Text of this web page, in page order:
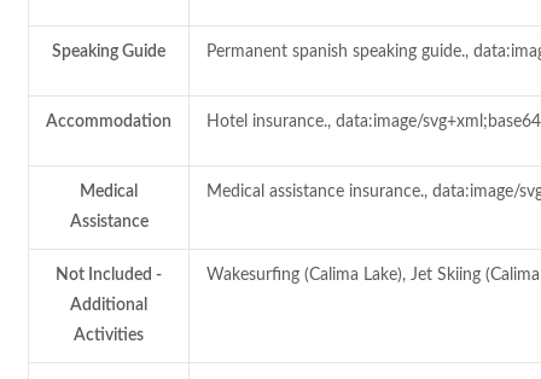
Speaking Guide Permanent spanish speaking guide.,
Accommodation Hotel insurance., data:image/
Medical
Assistance
Medical assistance insurance., data:image/
Not Included -
Additional
Activities
Wakesurfing (Calima Lake), Jet Skiing